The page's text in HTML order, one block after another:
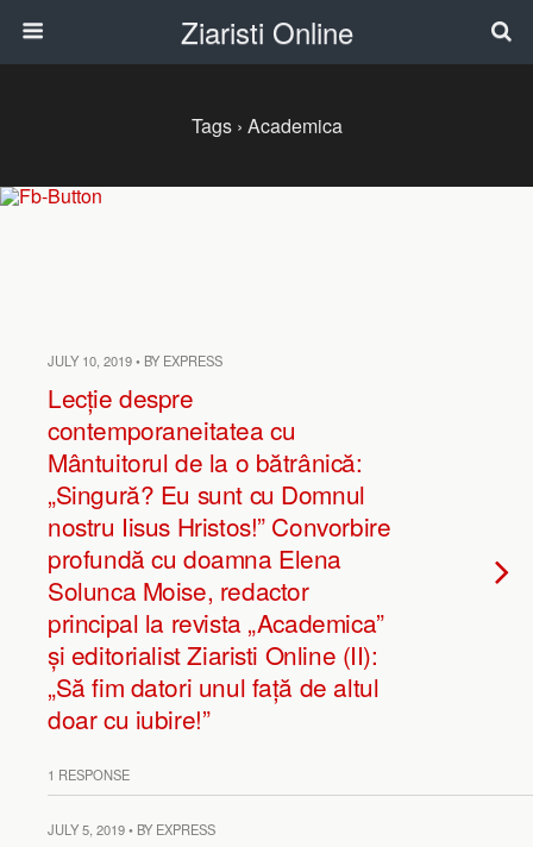
Ziaristi Online
Tags › Academica
JULY 10, 2019 • BY EXPRESS
Lecție despre
contemporaneitatea cu
Mântuitorul de la o bătrânică:
„Singură? Eu sunt cu Domnul
nostru Iisus Hristos!” Convorbire
profundă cu doamna Elena
Solunca Moise, redactor
principal la revista „Academica”
și editorialist Ziaristi Online (II):
„Să fim datori unul față de altul
doar cu iubire!”
1 RESPONSE
JULY 5, 2019 • BY EXPRESS